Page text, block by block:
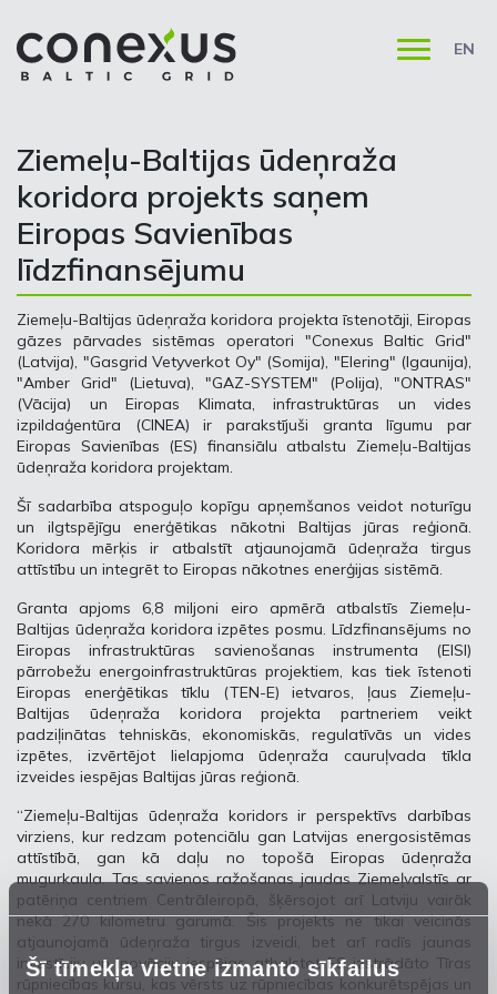
Šī tīmekļa vietne izmanto sīkfailus
EN
Ziemeļu-Baltijas ūdeņraža
koridora projekts saņem
Eiropas Savienības
līdzfinansējumu
Ziemeļu-Baltijas ūdeņraža koridora projekta īstenotāji, Eiropas
gāzes pārvades sistēmas operatori "Conexus Baltic Grid"
(Latvija), "Gasgrid Vetyverkot Oy" (Somija), "Elering" (Igaunija),
"Amber Grid" (Lietuva), "GAZ-SYSTEM" (Polija), "ONTRAS"
(Vācija) un Eiropas Klimata, infrastruktūras un vides
izpildaģentūra (CINEA) ir parakstījuši granta līgumu par
Eiropas Savienības (ES) finansiālu atbalstu Ziemeļu-Baltijas
ūdeņraža koridora projektam.
Šī sadarbība atspoguļo kopīgu apņemšanos veidot noturīgu
un ilgtspējīgu enerģētikas nākotni Baltijas jūras reģionā.
Koridora mērķis ir atbalstīt atjaunojamā ūdeņraža tirgus
attīstību un integrēt to Eiropas nākotnes enerģijas sistēmā.
Granta apjoms 6,8 miljoni eiro apmērā atbalstīs Ziemeļu-
Baltijas ūdeņraža koridora izpētes posmu. Līdzfinansējums no
Eiropas infrastruktūras savienošanas instrumenta (EISI)
pārrobežu energoinfrastruktūras projektiem, kas tiek īstenoti
Eiropas enerģētikas tīklu (TEN-E) ietvaros, ļaus Ziemeļu-
Baltijas ūdeņraža koridora projekta partneriem veikt
padziļinātas tehniskās, ekonomiskās, regulatīvās un vides
izpētes, izvērtējot lielapjoma ūdeņraža cauruļvada tīkla
izveides iespējas Baltijas jūras reģionā.
“Ziemeļu-Baltijas ūdeņraža koridors ir perspektīvs darbības
virziens, kur redzam potenciālu gan Latvijas energosistēmas
attīstībā, gan kā daļu no topošā Eiropas ūdeņraža
mugurkaula. Tas savienos ražošanas jaudas Ziemeļvalstīs ar
patēriņa centriem Centrāleiropā, šķērsojot arī Latviju vairāk
nekā 270 kilometru garumā. Šis projekts ne tikai veicinās
atjaunojamā ūdeņraža tirgus izveidi, bet arī radīs jaunas
investīciju un inovāciju iespējas, atbalstot ES izstrādāto Tīras
rūpniecības kursu, kas vērsts uz rūpniecības konkurētspējas un